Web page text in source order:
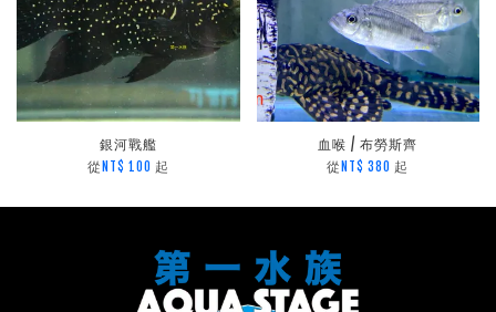
銀河戰艦
從 NT$ 100 起
血喉 / 布勞斯齊
從 NT$ 380 起